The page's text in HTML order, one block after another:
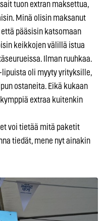
tuon extran maksettua,
Minä olisin maksanut
pääsisin katsomaan
keikkojen välillä istua
Ilman ruuhkaa.
lipuista oli myyty yrityksille,
ostaneita. Eikä kukaan
extraa kuitenkin
voi tietää mitä paketit
tiedät, mene nyt ainakin